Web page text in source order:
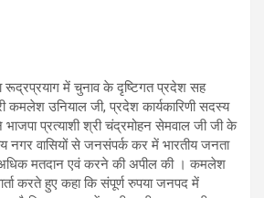
रूद्रप्रयाग में चुनाव के दृष्टिगत प्रदेश सह
कमलेश उनियाल जी, प्रदेश कार्यकारिणी सदस्य
प्रत्याशी श्री चंद्रमोहन सेमवाल जी जी के
नगर वासियों से जनसंपर्क कर में भारतीय जनता
अधिक मतदान एवं करने की अपील की । कमलेश
करते हुए कहा कि संपूर्ण रुपया जनपद में